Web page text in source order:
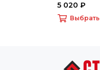
5 020 ₽
Выбрать